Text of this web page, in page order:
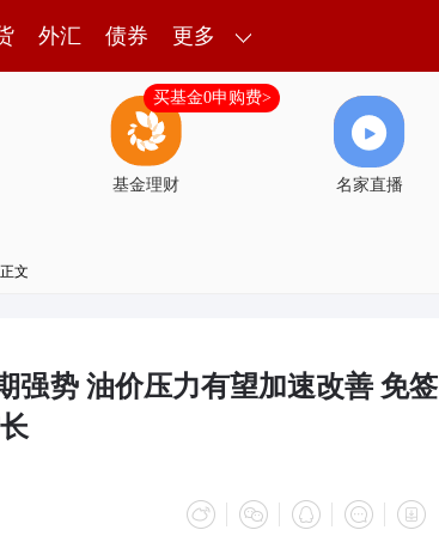
外汇 债券 更多
基金理财
买基金0申购费>
名家直播
文
强势 油价压力有望加速改善 免签